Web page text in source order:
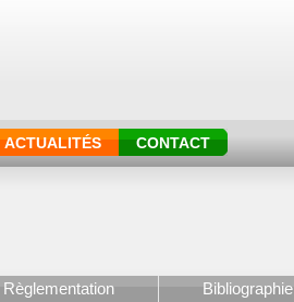
ACTUALITÉS CONTACT
Règlementation Bibliographie